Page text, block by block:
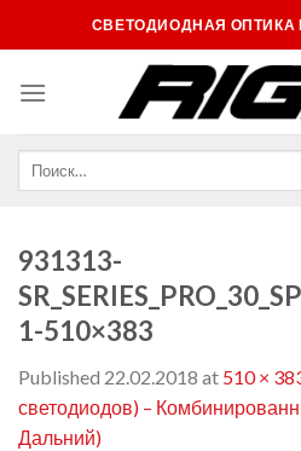
to
СВЕТОДИОДНАЯ
931313-
1-510×383
Published 22.02.2018 at 510 ×
светодиодов) –
Дальний)